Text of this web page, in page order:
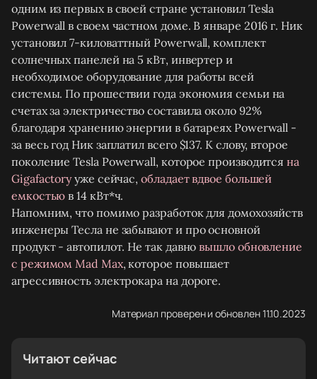
одним из первых в своей стране установил Tesla
Powerwall в своем частном доме. В январе 2016 г. Ник
установил 7-киловаттный Powerwall, комплект
солнечных панелей на 5 кВт, инвертер и
необходимое оборудование для работы всей
системы. По прошествии года экономия семьи на
счетах за электричество составила около 92%
благодаря хранению энергии в батареях Powerwall -
за весь год Ник заплатил всего $137. К слову, второе
поколение Tesla Powerwall, которое производитсяна
Gigafactoryуже сейчас,обладает вдвое большей
емкостью в 14 кВт*ч.
Напомним, что помимо разработок для домохозяйств
инженеры Тесла не забывают и про основной
продукт - автопилот. Не так давновышло обновление
с режимом Mad Max, которое повышает
агрессивность электрокара на дороге.
Материал проверен и обновлен 11.10.2023
Читают сейчас